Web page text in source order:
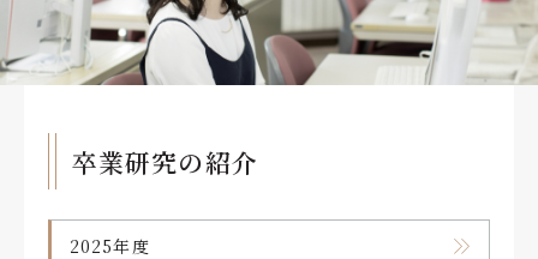
卒業研究の紹介
2025年度